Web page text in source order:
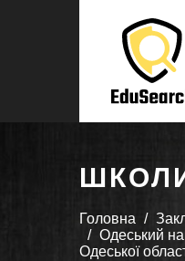
Головна
Одеський
Одеської